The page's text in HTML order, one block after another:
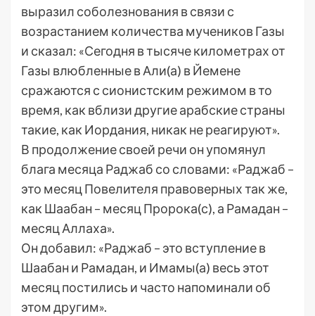
выразил соболезнования в связи с
возрастанием количества мучеников Газы
и сказал: «Сегодня в тысяче километрах от
Газы влюбленные в Али(а) в Йемене
сражаются с сионистским режимом в то
время, как вблизи другие арабские страны
такие, как Иордания, никак не реагируют».
В продолжение своей речи он упомянул
блага месяца Раджаб со словами: «Раджаб –
это месяц Повелителя правоверных так же,
как Шаабан – месяц Пророка(с), а Рамадан –
месяц Аллаха».
Он добавил: «Раджаб – это вступление в
Шаабан и Рамадан, и Имамы(а) весь этот
месяц постились и часто напоминали об
этом другим».